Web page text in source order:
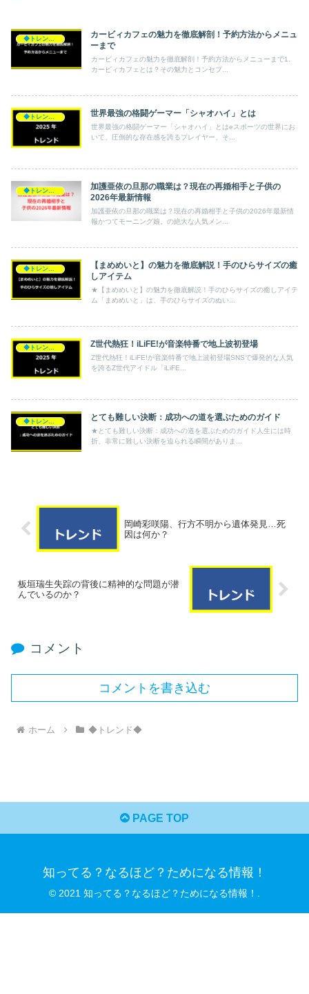
カービィカフェの魅力を徹底解剖！予約方法からメニュ
ーまで
カービィカフェの魅力を徹底解剖！予約方法からメニューまで1.
カービィカフェとは？その魅力とコンセプ...
◆トレンド◆ 世界最強の格闘ゲーマー「シャオハイ」とは
世界最強の格闘ゲーマー「シャオハイ」とはeスポーツの世界にお
いて、圧倒的な存在感を誇るプレイヤー、そ...
加護亜依の旦那の職業は？現在の再婚相手と子供の
2026年最新情報
加護亜依の旦那の職業は？現在の再婚相手と子供の2026年最新情
報かつてモーニング娘。の絶大な人気メン...
◆トレンド◆
【まめめいと】の魅力を徹底解説！手のひらサイズの癒
しアイテム
★【まめめいと】の魅力を徹底解説！手のひらサイズの癒しアイテ
ム「まめめいと」は、手のひらサイズのぬい...
◆トレンド◆ Z世代熱狂！iLiFE!が音楽特番で地上波初登場
Z世代熱狂！iLiFE!が音楽特番で地上波初登場SNSで爆発的な人気
を誇るZ世代アイドル「iLiFE...
とても難しい決断：成功への道を選ぶためのガイド
★とても難しい決断：成功への道を選ぶためのガイド人生には時
折、非常に難しい決断を迫られる瞬間がありま...
岡崎彩咲陽、行方不明から遺体発見…死
因は何か？
板垣瑞生失踪の背後に精神的な問題が潜
んでいるのか？
コメント
コメントを書き込む
ホーム ◆トレンド◆
PAGE TOP
知ってる？なるほど？ためになる情報！
© 2021 知ってる？なるほど？ためになる情報！.